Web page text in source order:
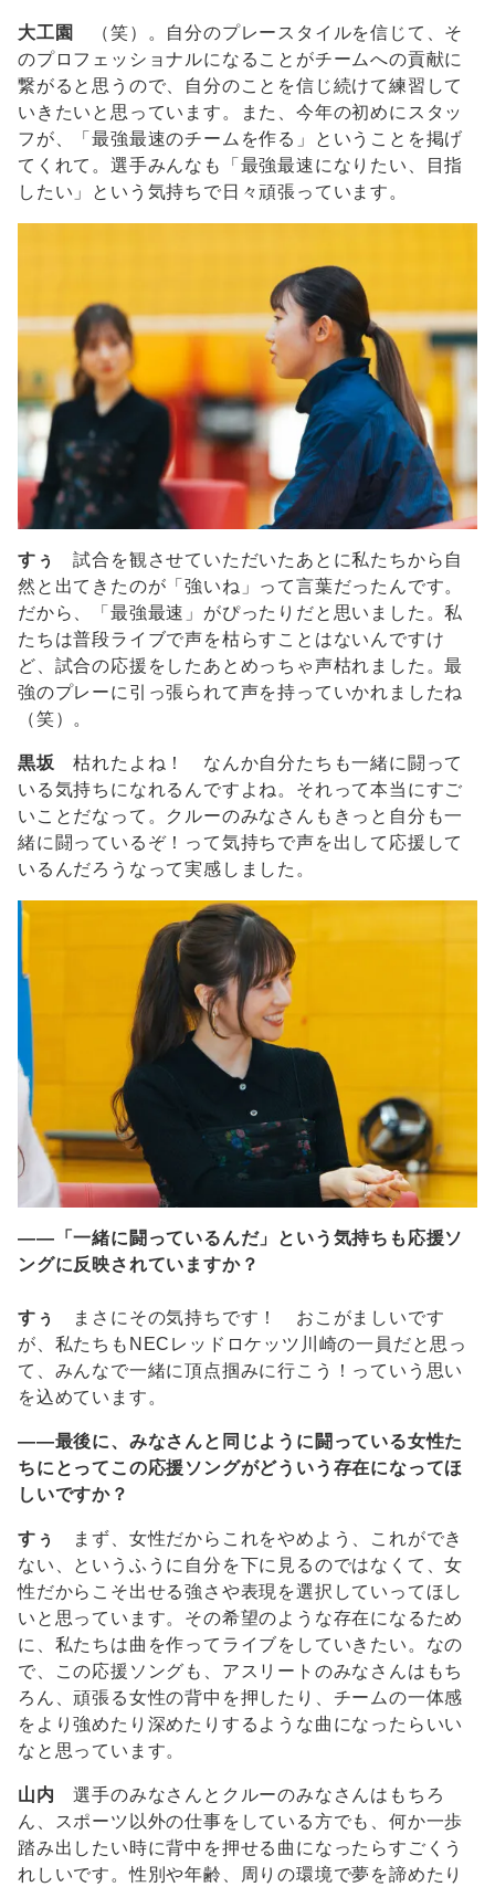
大工園
（笑）。自分のプレースタイルを信じて、そ
のプロフェッショナルになることがチームへの貢献に
繋がると思うので、自分のことを信じ続けて練習して
いきたいと思っています。また、今年の初めにスタッ
フが、「最強最速のチームを作る」ということを掲げ
てくれて。選手みんなも「最強最速になりたい、目指
したい」という気持ちで日々頑張っています。
すぅ
試合を観させていただいたあとに私たちから自
然と出てきたのが「強いね」って言葉だったんです。
だから、「最強最速」がぴったりだと思いました。私
たちは普段ライブで声を枯らすことはないんですけ
ど、試合の応援をしたあとめっちゃ声枯れました。最
強のプレーに引っ張られて声を持っていかれましたね
（笑）。
黒坂 枯れたよね！ なんか自分たちも一緒に闘って
いる気持ちになれるんですよね。それって本当にすご
いことだなって。クルーのみなさんもきっと自分も一
緒に闘っているぞ！って気持ちで声を出して応援して
いるんだろうなって実感しました。
――「一緒に闘っているんだ」という気持ちも応援ソ
ングに反映されていますか？
すぅ
まさにその気持ちです！ おこがましいです
が、私たちもNECレッドロケッツ川崎の一員だと思っ
て、みんなで一緒に頂点掴みに行こう！っていう思い
を込めています。
――最後に、みなさんと同じように闘っている女性た
ちにとってこの応援ソングがどういう存在になってほ
しいですか？
すぅ
まず、女性だからこれをやめよう、これができ
ない、というふうに自分を下に見るのではなくて、女
性だからこそ出せる強さや表現を選択していってほし
いと思っています。その希望のような存在になるため
に、私たちは曲を作ってライブをしていきたい。なの
で、この応援ソングも、アスリートのみなさんはもち
ろん、頑張る女性の背中を押したり、チームの一体感
をより強めたり深めたりするような曲になったらいい
なと思っています。
山内 選手のみなさんとクルーのみなさんはもちろ
ん、スポーツ以外の仕事をしている方でも、何か一歩
踏み出したい時に背中を押せる曲になったらすごくう
れしいです。性別や年齢、周りの環境で夢を諦めたり